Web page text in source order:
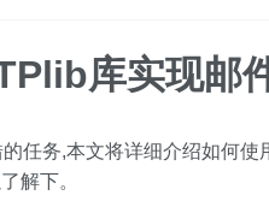
库实现邮
任务,本文将详细介绍如何使
解下。